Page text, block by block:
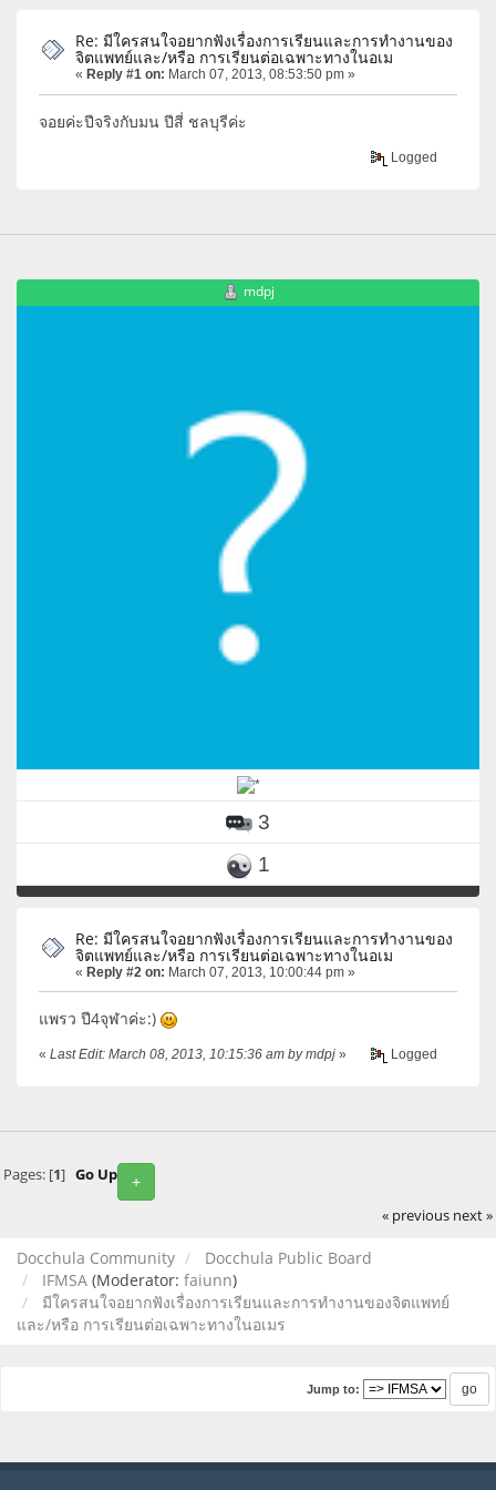
Re: มีใครสนใจอยากฟังเรื่องการเรียนและการทำงานของ
จิตแพทย์และ/หรือ การเรียนต่อเฉพาะทางในอเม
« Reply #1 on: March 07, 2013, 08:53:50 pm »
จอยค่ะปีจริงกับมน ปีสี่ ชลบุรีค่ะ
Logged
mdpj
3
1
Re: มีใครสนใจอยากฟังเรื่องการเรียนและการทำงานของ
จิตแพทย์และ/หรือ การเรียนต่อเฉพาะทางในอเม
« Reply #2 on: March 07, 2013, 10:00:44 pm »
แพรว ปี4จุฬาค่ะ:)
« Last Edit: March 08, 2013, 10:15:36 am by mdpj » Logged
+
Pages: [1] Go Up
« previous next »
Docchula Community
Docchula Public Board
IFMSA (Moderator: faiunn)
มีใครสนใจอยากฟังเรื่องการเรียนและการทำงานของจิตแพทย์
และ/หรือ การเรียนต่อเฉพาะทางในอเมร
Jump to: